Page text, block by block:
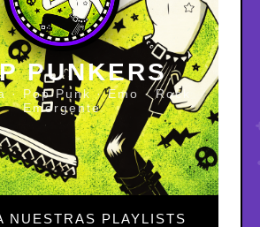
PUNKERS
· Pop Punk · Emo · Rock
Emergente
NUESTRAS PLAYLISTS